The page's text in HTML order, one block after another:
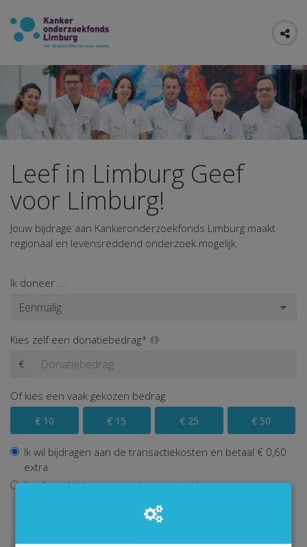
Leef in Limburg Geef
voor Limburg!
Jouw bijdrage aan Kankeronderzoekfonds Limburg maakt
regionaal en levensreddend onderzoek mogelijk.
Ik doneer ...
Kies zelf een donatiebedrag*
€
Of kies een vaak gekozen bedrag
€ 10 € 15 € 25 € 50
Ik wil bijdragen aan de transactiekosten en betaal € 0,60
extra
Ik wil niet bijdragen aan de transactiekosten